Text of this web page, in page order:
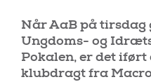
Når AaB på tirsdag
Ungdoms- og
Pokalen, er det
klubdragt fra